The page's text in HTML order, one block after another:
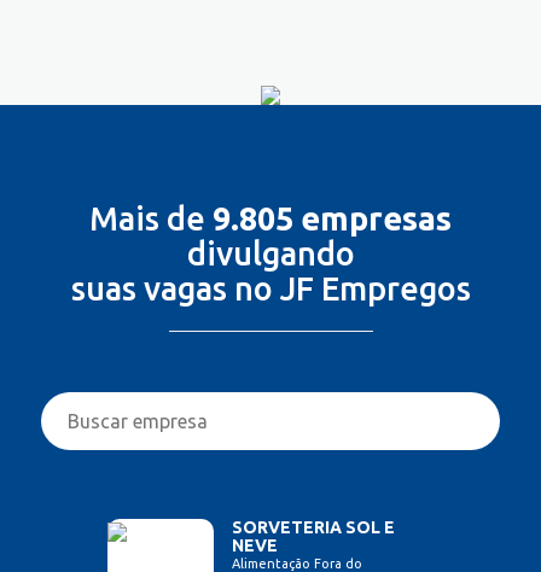
Mais de 9.805 empresas
divulgando
suas vagas no JF Empregos
SORVETERIA SOL E
NEVE
Alimentação Fora do